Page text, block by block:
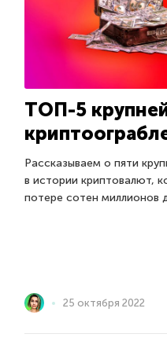
ТОП-5
Рассказываем о пяти
в истории криптовалют,
потере сотен миллионов
25 октября 2022